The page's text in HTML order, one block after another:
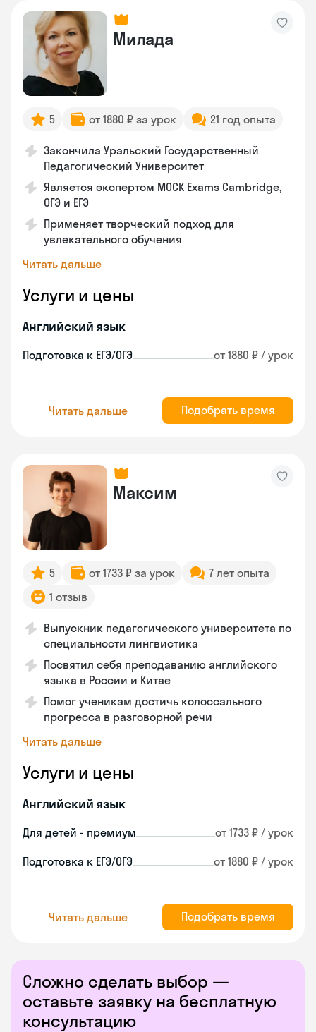
Милада
5 от 1880 ₽ за урок 21 год опыта
Закончила Уральский Государственный
Педагогический Университет
Является экспертом MOCK Exams Cambridge,
ОГЭ и ЕГЭ
Применяет творческий подход для
увлекательного обучения
Читать дальше
Услуги и цены
Английский язык
Подготовка к ЕГЭ/ОГЭ от 1880 ₽ / урок
Читать дальше Подобрать время
Максим
5 от 1733 ₽ за урок
7 лет опыта
1 отзыв
Выпускник педагогического университета по
специальности лингвистика
Посвятил себя преподаванию английского
языка в России и Китае
Помог ученикам достичь колоссального
прогресса в разговорной речи
Читать дальше
Услуги и цены
Английский язык
Для детей - премиум от 1733 ₽ / урок
Подготовка к ЕГЭ/ОГЭ от 1880 ₽ / урок
Читать дальше Подобрать время
Сложно сделать выбор —
оставьте заявку на бесплатную
консультацию